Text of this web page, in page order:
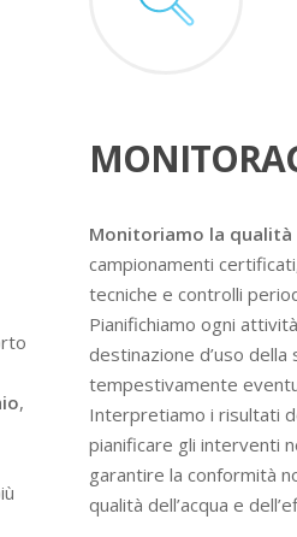
,
Monitoriamo la qualità
campionamenti
tecniche e controlli
Pianifichiamo ogni
destinazione d’uso
tempestivamente
Interpretiamo i risultati
pianificare gli interventi
garantire la conformità
qualità dell’acqua e